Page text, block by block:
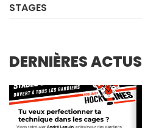
STAGES
DERNIÈRES ACTUS